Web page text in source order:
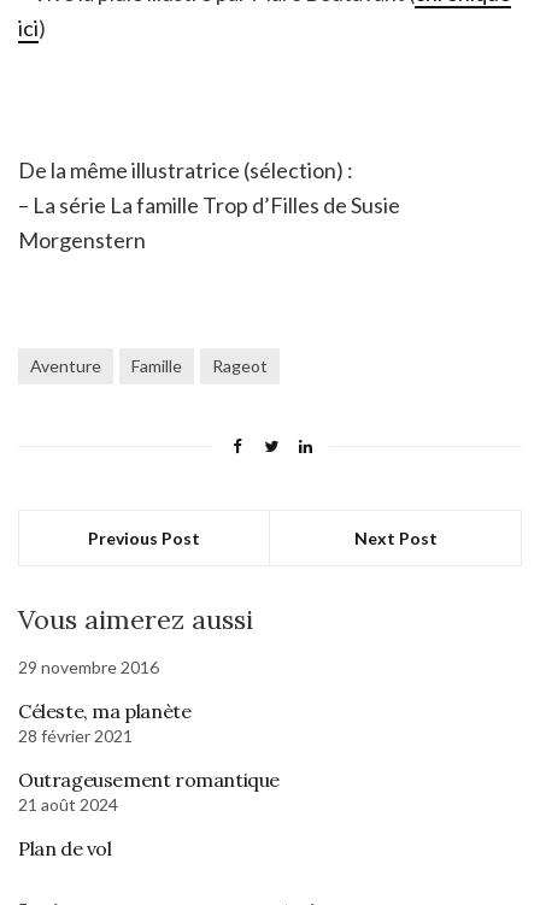
ici)
De la même illustratrice (sélection) :
– La série La famille Trop d’Filles de Susie
Morgenstern
Aventure Famille Rageot
Previous Post Next Post
Vous aimerez aussi
29 novembre 2016
Céleste, ma planète
28 février 2021
Outrageusement romantique
21 août 2024
Plan de vol